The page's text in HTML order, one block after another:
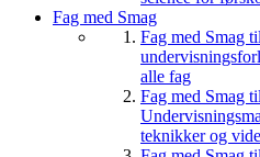
Fag med Smag
Fag med Smag
alle fag
Fag med Smag
teknikker og